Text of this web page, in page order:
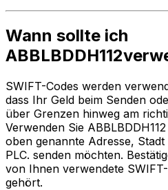
Wann sollte ich
SWIFT-Codes werden
dass Ihr Geld beim Senden
über Grenzen hinweg am
Verwenden Sie
oben genannte Adresse,
PLC. senden möchten.
von Ihnen verwendete
gehört.